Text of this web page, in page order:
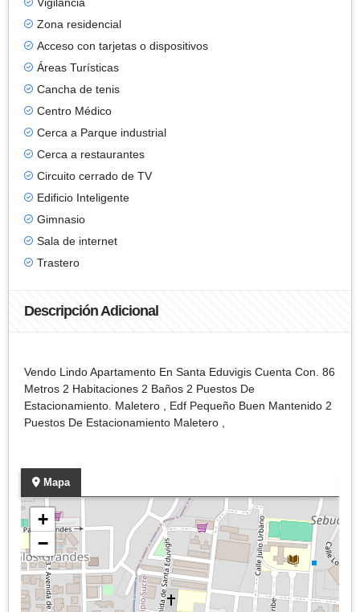
Zona residencial
Acceso con tarjetas o dispositivos
Áreas Turísticas
Cancha de tenis
Centro Médico
Cerca a Parque industrial
Cerca a restaurantes
Circuito cerrado de TV
Edificio Inteligente
Gimnasio
Sala de internet
Trastero
Descripción Adicional
Vendo Lindo Apartamento En Santa Eduvigis Cuenta Con. 86
Metros 2 Habitaciones 2 Baños 2 Puestos De
Estacionamiento. Maletero , Edf Pequeño Buen Mantenido 2
Puestos De Estacionamiento Maletero ,
Mapa
+
−